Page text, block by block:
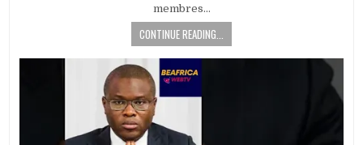
membres…
CONTINUE READING...